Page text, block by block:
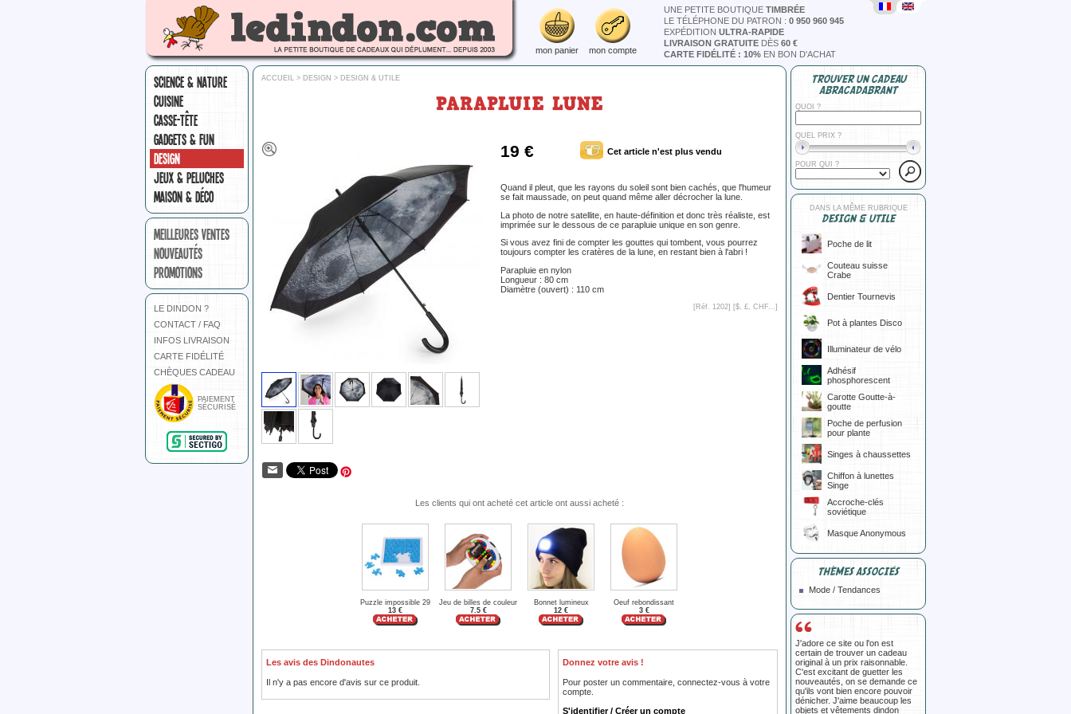
mon panier mon compte
UNE PETITE BOUTIQUE TIMBRÉE
LE TÉLÉPHONE DU PATRON : 0 950 960 945
EXPÉDITION ULTRA-RAPIDE
LIVRAISON GRATUITE DÈS 60 €
CARTE FIDÉLITÉ : 10% EN BON D'ACHAT
SCIENCE & NATURE
CUISINE
CASSE-TÊTE
GADGETS & FUN
DESIGN
JEUX & PELUCHES
MAISON & DÉCO
MEILLEURES VENTES
NOUVEAUTÉS
PROMOTIONS
LE DINDON ?
CONTACT / FAQ
INFOS LIVRAISON
CARTE FIDÉLITÉ
CHÈQUES CADEAU
PAIEMENT
SÉCURISÉ
ACCUEIL > DESIGN > DESIGN & UTILE
PARAPLUIE LUNE
19 € Cet article n'est plus vendu
Quand il pleut, que les rayons du soleil sont bien cachés, que l'humeur
se fait maussade, on peut quand même aller décrocher la lune.
La photo de notre satellite, en haute-définition et donc très réaliste, est
imprimée sur le dessous de ce parapluie unique en son genre.
Si vous avez fini de compter les gouttes qui tombent, vous pourrez
toujours compter les cratères de la lune, en restant bien à l'abri !
Parapluie en nylon
Longueur : 80 cm
Diamètre (ouvert) : 110 cm
[Réf. 1202] [$, £, CHF... ]
Les clients qui ont acheté cet article ont aussi acheté :
Puzzle impossible 29
13 €
Jeu de billes de couleur
7.5 €
Bonnet lumineux
12 €
Oeuf rebondissant
3 €
Les avis des Dindonautes
Il n'y a pas encore d'avis sur ce produit.
Donnez votre avis !
Pour poster un commentaire, connectez-vous à votre
compte.
S'identifier / Créer un compte
TROUVER UN CADEAU
ABRACADABRANT
QUOI ?
QUEL PRIX ?
POUR QUI ?
DANS LA MÊME RUBRIQUE
DESIGN & UTILE
Poche de lit
Couteau suisse
Crabe
Dentier Tournevis
Pot à plantes Disco
Illuminateur de vélo
Adhésif
phosphorescent
Carotte Goutte-à-
goutte
Poche de perfusion
pour plante
Singes à chaussettes
Chiffon à lunettes
Singe
Accroche-clés
soviétique
Masque Anonymous
THÈMES ASSOCIÉS
Mode / Tendances
J'adore ce site ou l'on est
certain de trouver un cadeau
original à un prix raisonnable.
C'est excitant de guetter les
nouveautés, on se demande ce
qu'ils vont bien encore pouvoir
dénicher. J'aime beaucoup les
objets et vêtements dindon